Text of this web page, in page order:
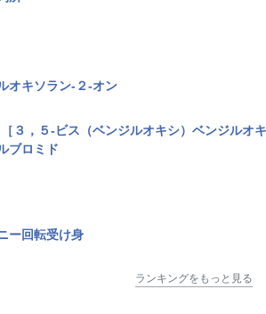
オキソラン‐２‐オン
［３，５‐ビス（ベンジルオキシ）ベンジルオキ
ブロミド
ー回転受け身
ランキングをもっと見る